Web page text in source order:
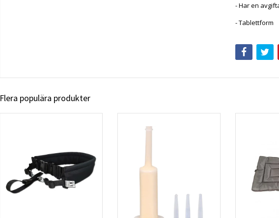
- Har en
- Tablettform
Flera populära produkter